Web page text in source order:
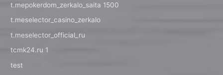
t.mepokerdom_zerkalo_saita 1500
t.meselector_casino_zerkalo
t.meselector_official_ru
tcmk24.ru 1
test